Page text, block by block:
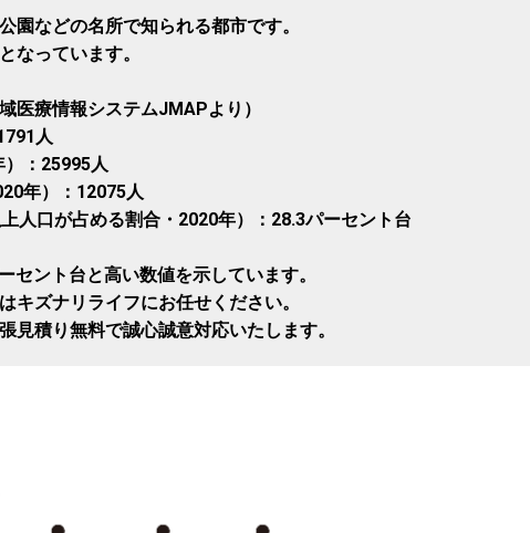
園などの名所で知られる都市です。
なっています。
医療情報システムJMAPより）
人
：25995人
年）：12075人
人口が占める割合・2020年）：28.3パーセント台
セント台と高い数値を示しています。
キズナリライフにお任せください。
見積り無料で誠心誠意対応いたします。